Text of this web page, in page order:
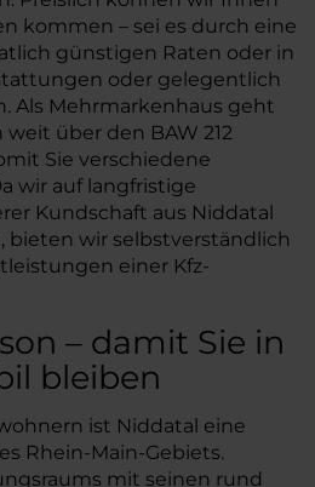
kommen – sei es durch eine
günstigen Raten oder in
oder gelegentlich
Als Mehrmarkenhaus geht
über den BAW 212
Sie verschiedene
wir auf langfristige
Kundschaft aus Niddatal
bieten wir selbstverständlich
einer Kfz-
– damit Sie in
bleiben
ist Niddatal eine
Rhein-Main-Gebiets.
mit seinen rund